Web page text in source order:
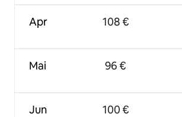
Apr
Mai
Jun
108 €
96 €
100 €